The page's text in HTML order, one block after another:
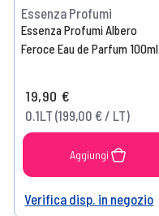
Essenza Profumi
Essenza Profumi Albero
Feroce Eau de Parfum 100ml
19,90 €
0.1LT (199,00 € / LT)
Aggiungi
Verifica disp. in negozio